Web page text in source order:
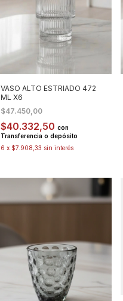
VASO ALTO ESTRIADO 472
ML X6
$47.450,00
$40.332,50 con
Transferencia o depósito
6 x $7.908,33 sin interés